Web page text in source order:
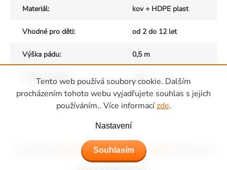
Tento web používá soubory cookie. Dalším
procházením tohoto webu vyjadřujete souhlas s jejich
používáním.. Více informacízde.
Nastavení
Souhlasím
Materiál: kov + HDPE plast
Vhodné pro děti: od 2 do 12 let
Výška pádu: 0,5 m
Počet uživatelů : max. 1
Zápatí
Hřiště Piccolino - dětská hřiště a domečky
vyhrazena.